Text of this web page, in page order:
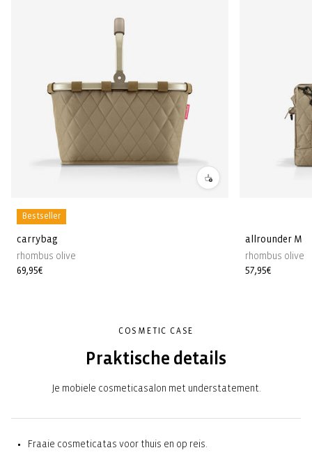
Bestseller
carrybag
rhombus olive
Normale
69,95€
allrounder M
rhombus olive
Normale
57,95€
COSMETIC CASE
Praktische details
Je mobiele cosmeticasalon met understatement.
Fraaie cosmeticatas voor thuis en op reis.